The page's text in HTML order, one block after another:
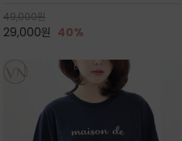
49,000원
29,000원 40%